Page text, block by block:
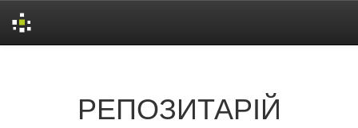
РЕПОЗИТАРІЙ